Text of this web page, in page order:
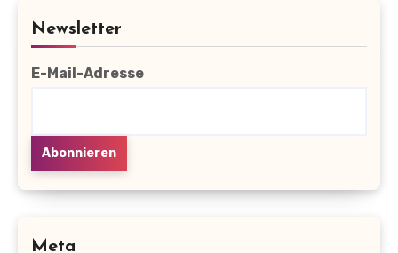
Newsletter
E-Mail-Adresse
Meta